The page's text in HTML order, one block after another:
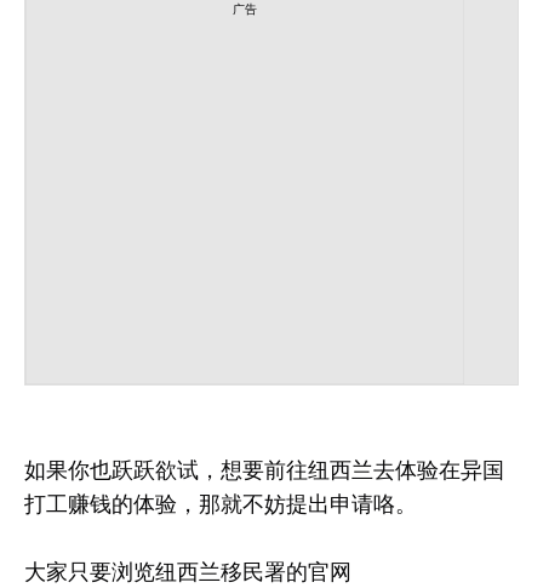
广告
如果你也跃跃欲试，想要前往纽西兰去体验在异国
打工赚钱的体验，那就不妨提出申请咯。
大家只要浏览纽西兰移民署的官网